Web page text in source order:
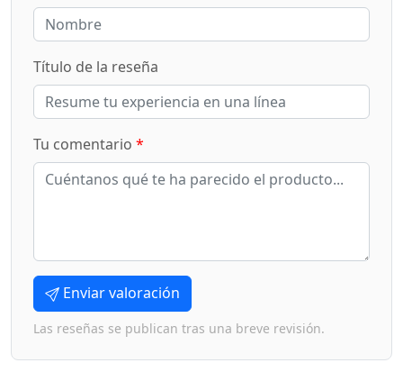
Título de la reseña
Tu comentario *
Enviar valoración
Las reseñas se publican tras una breve revisión.